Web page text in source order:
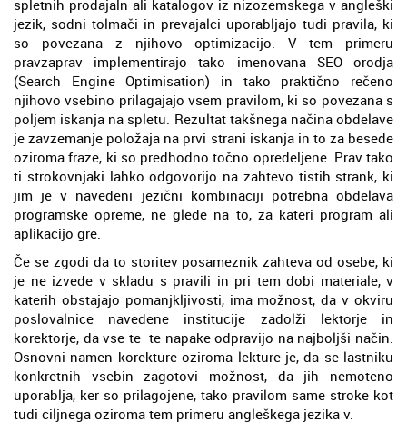
spletnih prodajaln ali katalogov iz nizozemskega v angleški
jezik, sodni tolmači in prevajalci uporabljajo tudi pravila, ki
so povezana z njihovo optimizacijo. V tem primeru
pravzaprav implementirajo tako imenovana SEO orodja
(Search Engine Optimisation) in tako praktično rečeno
njihovo vsebino prilagajajo vsem pravilom, ki so povezana s
poljem iskanja na spletu. Rezultat takšnega načina obdelave
je zavzemanje položaja na prvi strani iskanja in to za besede
oziroma fraze, ki so predhodno točno opredeljene. Prav tako
ti strokovnjaki lahko odgovorijo na zahtevo tistih strank, ki
jim je v navedeni jezični kombinaciji potrebna obdelava
programske opreme, ne glede na to, za kateri program ali
aplikacijo gre.
Če se zgodi da to storitev posameznik zahteva od osebe, ki
je ne izvede v skladu s pravili in pri tem dobi materiale, v
katerih obstajajo pomanjkljivosti, ima možnost, da v okviru
poslovalnice navedene institucije zadolži lektorje in
korektorje, da vse te te napake odpravijo na najboljši način.
Osnovni namen korekture oziroma lekture je, da se lastniku
konkretnih vsebin zagotovi možnost, da jih nemoteno
uporablja, ker so prilagojene, tako pravilom same stroke kot
tudi ciljnega oziroma tem primeru angleškega jezika v.